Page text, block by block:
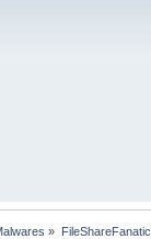
» FileShareFanatic